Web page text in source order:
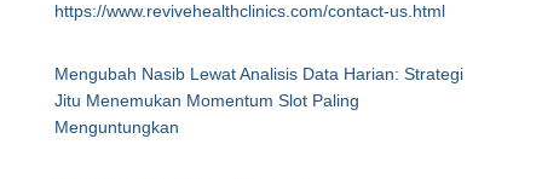
https://www.revivehealthclinics.com/contact-us.html
Mengubah Nasib Lewat Analisis Data Harian: Strategi
Jitu Menemukan Momentum Slot Paling
Menguntungkan